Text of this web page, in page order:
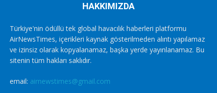
HAKKIMIZDA
Türkiye'nin ödüllü tek global havacılık haberleri platformu
AirNewsTimes, içerikleri kaynak gösterilmeden alıntı yapılamaz
ve izinsiz olarak kopyalanamaz, başka yerde yayınlanamaz. Bu
sitenin tüm hakları saklıdır.
email: airnewstimes@gmail.com